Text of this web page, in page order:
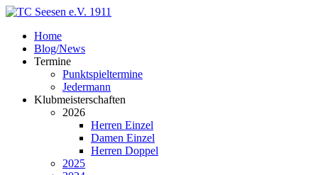
Home
Blog/News
Termine
Punktspieltermine
Jedermann
Klubmeisterschaften
2026
Herren Einzel
Damen Einzel
Herren Doppel
2025